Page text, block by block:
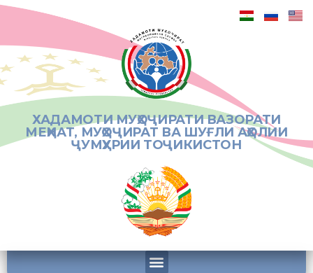
ХАДАМОТИ МУҲОҶИРАТИ ВАЗОРАТИ
МЕҲНАТ, МУҲОҶИРАТ ВА ШУҒЛИ АҲОЛИИ
ҶУМҲУРИИ ТОҶИКИСТОН